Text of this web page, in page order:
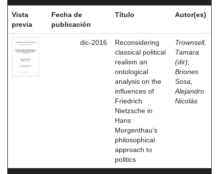
Vista
previa
Fecha de
publicación
Título Autor(es)
dic-2016
Reconsidering
classical political
realism an
ontological
analysis on the
influences of
Friedrich
Nietzsche in
Hans
Morgenthau’s
philosophical
approach to
politics
Trownsell,
Tamara
(dir);
Briones
Sosa,
Alejandro
Nicolás